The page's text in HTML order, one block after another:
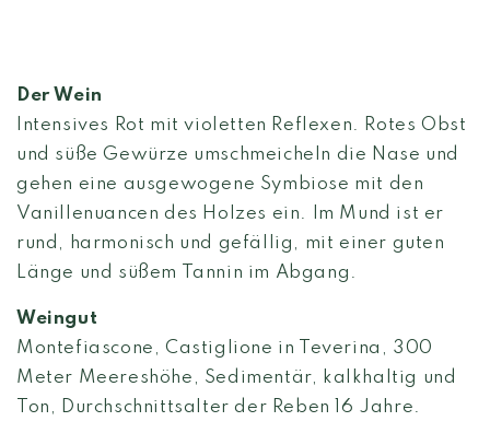
Der Wein
Intensives Rot mit violetten Reflexen. Rotes Obst
und süße Gewürze umschmeicheln die Nase und
gehen eine ausgewogene Symbiose mit den
Vanillenuancen des Holzes ein. Im Mund ist er
rund, harmonisch und gefällig, mit einer guten
Länge und süßem Tannin im Abgang.
Weingut
Montefiascone, Castiglione in Teverina, 300
Meter Meereshöhe, Sedimentär, kalkhaltig und
Ton, Durchschnittsalter der Reben 16 Jahre.